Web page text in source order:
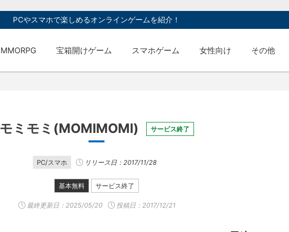
PCやスマホで楽しめるオンラインゲームを紹介！
MMORPG 宝箱開けゲーム スマホゲーム 女性向け その他
モミモミ(MOMIMOMI) サービス終了
PC/スマホ リリース日：2017/11/28
基本無料 サービス終了
最終更新日： 2025/05/20 投稿日：2017/12/21